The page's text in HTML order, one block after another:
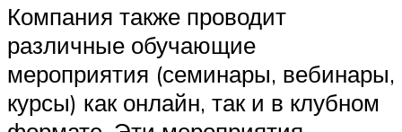
Компания также проводит
различные обучающие
мероприятия (семинары, вебинары,
курсы) как онлайн, так и в клубном